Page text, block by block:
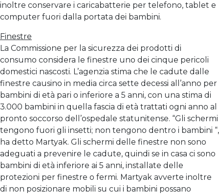
inoltre conservare i caricabatterie per telefono, tablet e
computer fuori dalla portata dei bambini.
Finestre
La Commissione per la sicurezza dei prodotti di
consumo considera le finestre uno dei cinque pericoli
domestici nascosti. L’agenzia stima che le cadute dalle
finestre causino in media circa sette decessi all’anno per
bambini di età pari o inferiore a 5 anni, con una stima di
3.000 bambini in quella fascia di età trattati ogni anno al
pronto soccorso dell’ospedale statunitense. “Gli schermi
tengono fuori gli insetti; non tengono dentro i bambini “,
ha detto Martyak. Gli schermi delle finestre non sono
adeguati a prevenire le cadute, quindi se in casa ci sono
bambini di età inferiore ai 5 anni, installate delle
protezioni per finestre o fermi. Martyak avverte inoltre
di non posizionare mobili su cui i bambini possano